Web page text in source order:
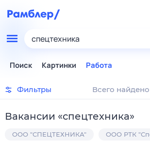
спецтехника
Поиск Картинки Работа
Фильтры Всего найдено
Вакансии «спецтехника»
ООО "СПЕЦТЕХНИКА" ООО РТК